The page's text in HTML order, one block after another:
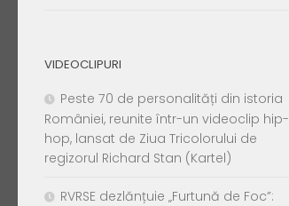
VIDEOCLIPURI
Peste 70 de personalități din istoria
României, reunite într-un videoclip hip-
hop, lansat de Ziua Tricolorului de
regizorul Richard Stan (Kartel)
RVRSE dezlănțuie „Furtună de Foc”: